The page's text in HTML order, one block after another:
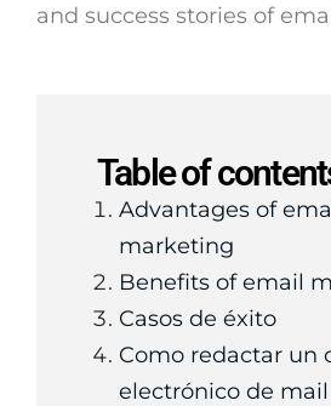
Table of
Advantages of
marketing
Benefits of email
Casos de éxito
Como redactar un
electrónico de mail
and success stories of